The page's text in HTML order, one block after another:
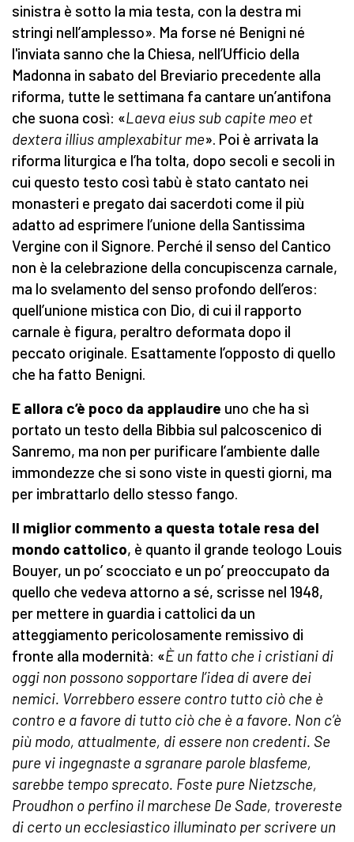
sinistra è sotto la mia testa, con la destra mi
stringi nell’amplesso». Ma forse né Benigni né
l'inviata sanno che la Chiesa, nell’Ufficio della
Madonna in sabato del Breviario precedente alla
riforma, tutte le settimana fa cantare un’antifona
che suona così: «Laeva eius sub capite meo et
dextera illius amplexabitur me». Poi è arrivata la
riforma liturgica e l’ha tolta, dopo secoli e secoli in
cui questo testo così tabù è stato cantato nei
monasteri e pregato dai sacerdoti come il più
adatto ad esprimere l’unione della Santissima
Vergine con il Signore. Perché il senso del Cantico
non è la celebrazione della concupiscenza carnale,
ma lo svelamento del senso profondo dell’eros:
quell’unione mistica con Dio, di cui il rapporto
carnale è figura, peraltro deformata dopo il
peccato originale. Esattamente l’opposto di quello
che ha fatto Benigni.
E allora c’è poco da applaudire uno che ha sì
portato un testo della Bibbia sul palcoscenico di
Sanremo, ma non per purificare l’ambiente dalle
immondezze che si sono viste in questi giorni, ma
per imbrattarlo dello stesso fango.
Il miglior commento a questa totale resa del
mondo cattolico, è quanto il grande teologo Louis
Bouyer, un po’ scocciato e un po’ preoccupato da
quello che vedeva attorno a sé, scrisse nel 1948,
per mettere in guardia i cattolici da un
atteggiamento pericolosamente remissivo di
fronte alla modernità: «È un fatto che i cristiani di
oggi non possono sopportare l’idea di avere dei
nemici. Vorrebbero essere contro tutto ciò che è
contro e a favore di tutto ciò che è a favore. Non c’è
più modo, attualmente, di essere non credenti. Se
pure vi ingegnaste a sgranare parole blasfeme,
sarebbe tempo sprecato. Foste pure Nietzsche,
Proudhon o perfino il marchese De Sade, trovereste
di certo un ecclesiastico illuminato per scrivere un